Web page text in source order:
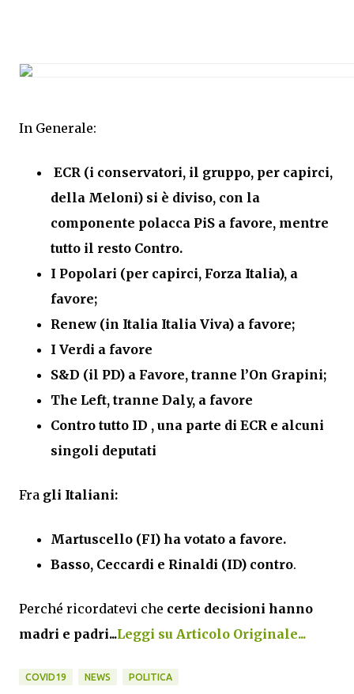
In Generale:
ECR (i conservatori, il gruppo, per capirci,
della Meloni) si è diviso, con la
componente polacca PiS a favore, mentre
tutto il resto Contro.
I Popolari (per capirci, Forza Italia), a
favore;
Renew (in Italia Italia Viva) a favore;
I Verdi a favore
S&D (il PD) a Favore, tranne l’On Grapini;
The Left, tranne Daly, a favore
Contro tutto ID , una parte di ECR e alcuni
singoli deputati
Fra gli Italiani:
Martuscello (FI) ha votato a favore.
Basso, Ceccardi e Rinaldi (ID) contro.
Perché ricordatevi che certe decisioni hanno
madri e padri...Leggi su Articolo Originale...
COVID19 NEWS POLITICA